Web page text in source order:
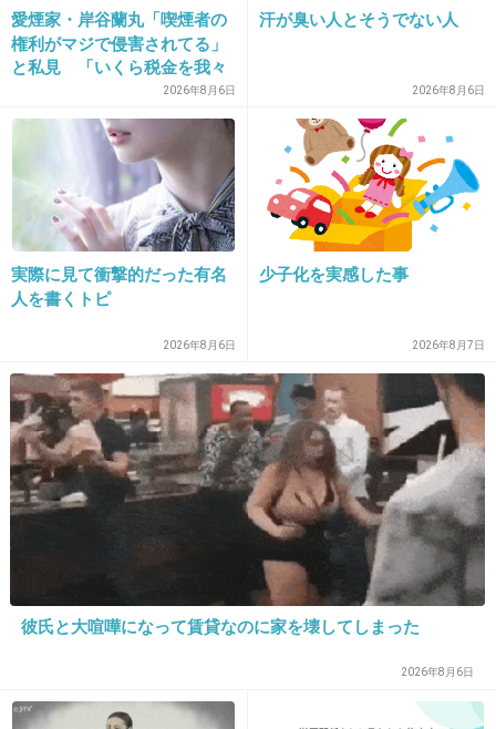
一体どれだけの大金が動いたのかって思っちゃ
うよね。
三代目JSB 1億円でレコード大賞買収の
「決定的証拠」
girlschannel.net
三代目JSB 1億円でレコード大賞買収の「決定的証拠」 レコ大は、今年で
58回目を数える老舗音楽祭だが、スポーツ紙の記者などが務める審査委員
のレコード会社やプロダクションによる買収疑惑、談合疑惑が長らく取り
沙汰されてきた。だが、これほど決定的な証拠が出...
18. 匿名 2016/10/30(日) 11:14:25
日本の恥なとこをわざわざ見せなくてもいいの
に
+1274 -40
19. 匿名 2016/10/30(日) 11:14:26
五輪も金払えば出してもらえると思ってるの
か？
愛煙家・岸谷蘭丸「喫煙者の
権利がマジで侵害されてる」
と私見 「いくら税金を我々
2026年8月6日
汗が臭い人とそうでない人
2026年8月6日
実際に見て衝撃的だった有名
人を書くトピ
2026年8月6日
少子化を実感した事
2026年8月7日
彼氏と大喧嘩になって賃貸なのに家を壊してしまった
2026年8月6日